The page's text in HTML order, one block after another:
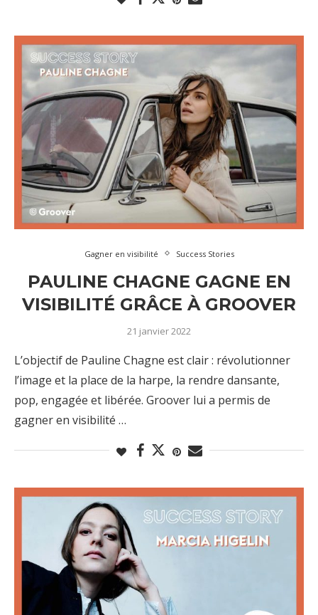
Gagner en visibilité Success Stories
PAULINE CHAGNE GAGNE EN
VISIBILITÉ GRÂCE À GROOVER
21 janvier 2022
L’objectif de Pauline Chagne est clair : révolutionner
l’image et la place de la harpe, la rendre dansante,
pop, engagée et libérée. Groover lui a permis de
gagner en visibilité …